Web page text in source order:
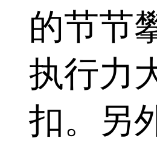
的节节
执行力
扣。另